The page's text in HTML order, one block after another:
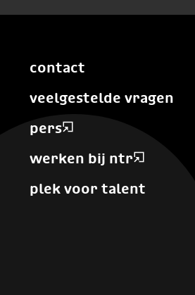
contact
veelgestelde vragen
pers
werken bij ntr
plek voor talent